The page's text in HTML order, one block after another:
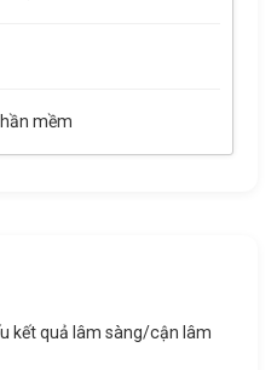
mềm
kết quả lâm sàng/cận lâm